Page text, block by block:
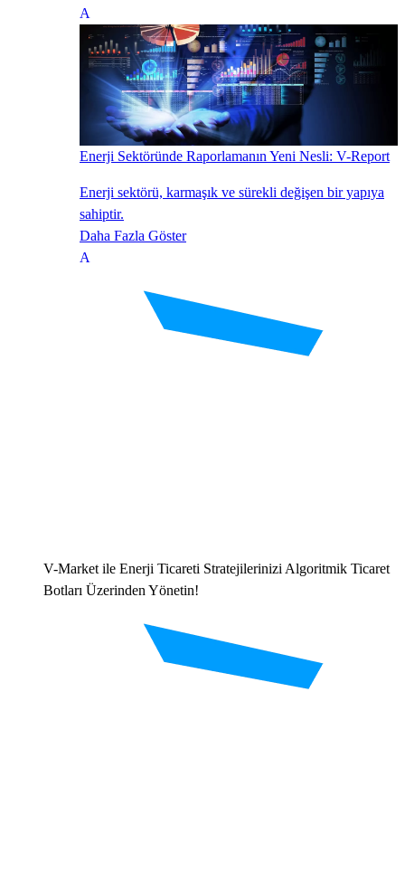
Enerji Sektöründe Raporlamanın Yeni Nesli: V-Report
Enerji sektörü, karmaşık ve sürekli değişen bir yapıya
sahiptir.
Daha Fazla Göster
V-Market ile Enerji Ticareti Stratejilerinizi Algoritmik Ticaret
Botları Üzerinden Yönetin!